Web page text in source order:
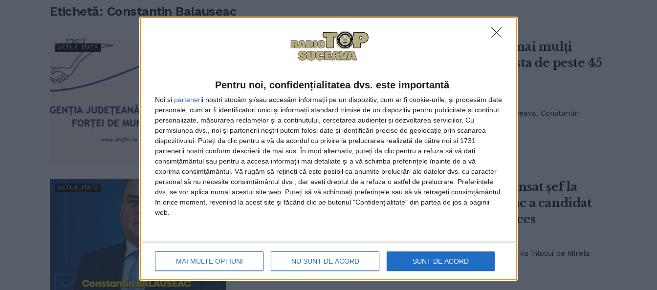
Pentru noi, confidențialitatea dvs. este importantă
Noi și partenerii noștri stocăm și/sau accesăm informații pe un dispozitiv, cum ar fi cookie-urile, și procesăm date
personale, cum ar fi identificatori unici și informații standard trimise de un dispozitiv pentru publicitate și conținut
personalizate, măsurarea reclamelor și a conținutului, cercetarea audienței și dezvoltarea serviciilor. Cu
permisiunea dvs., noi și partenerii noștri putem folosi date și identificări precise de geolocație prin scanarea
dispozitivului. Puteți da clic pentru a vă da acordul cu privire la prelucrarea realizată de către noi și 1731
partenerii noștri conform descrierii de mai sus. În mod alternativ, puteți da clic pentru a refuza să vă dați
consimțământul sau pentru a accesa informații mai detaliate și a vă schimba preferințele înainte de a vă
exprima consimțământul. Vă rugăm să rețineți că este posibil ca anumite prelucrări ale datelor dvs. cu caracter
personal să nu necesite consimțământul dvs., dar aveți dreptul de a refuza o astfel de prelucrare. Preferințele
dvs. se vor aplica numai acestui site web. Puteți să vă schimbați preferințele sau să vă retrageți consimțământul
în orice moment, revenind la acest site și făcând clic pe butonul "Confidențialitate" din partea de jos a paginii
web.
MAI MULTE OPȚIUNI NU SUNT DE ACORD SUNT DE ACORD
Etichetă: Constantin Balauseac
ACTUALITATE
În județul Suceava sînt 10.093 de șomeri. Cei mai mulți
dintre aceștia sînt cei cu studii puține și cu vîrsta de peste 45
de ani
Directorul executiv al Agenției Județene pentru Ocuparea Forței de Muncă Suceava, Constantin
Balauseac, a transmis că la sfîrşitul lunii iunie, ...
ACTUALITATE
Șeful punctului de lucru AJOFM Fălticeni, avansat șef la
AJOFM pe întregul județ. Constantin Balauseac a candidat
din partea PNL la Primăria Preutești. Fără succes
Surse credibile afirmă că, începînd de vineri, 1 aprilie, Constantin Balauseac o va înlocui pe Mirela
Florea în funcția de ...